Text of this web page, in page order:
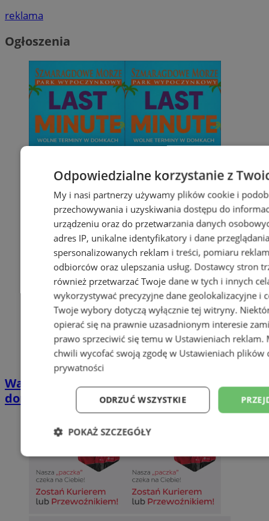
reklama
Ogłoszenia
Wakacyjny wypoczynek nad Bałtykiem w
domkach Szmaragdowe Morze
Odpowiedzialne korzystanie z
My i nasi partnerzy używamy plików cookie i
przechowywania i uzyskiwania dostępu do
urządzeniu oraz do przetwarzania danych
adres IP, unikalne identyfikatory i dane
spersonalizowanych reklam i treści, pomiaru
odbiorców oraz ulepszania usług. Dostawcy stron
również przetwarzać Twoje dane w tych i innych
wykorzystywać precyzyjne dane geolokalizacyjne i
Twoje wybory dotyczą wyłącznie tej witryny.
opierać się na prawnie uzasadnionym interesie
prawo sprzeciwić się temu w Ustawieniach reklam.
chwili wycofać swoją zgodę w Ustawieniach plików
prywatności
ODRZUĆ WSZYSTKIE
POKAŻ SZCZEGÓŁY
Niezbędne Wydajność
Niesklasyfikowane